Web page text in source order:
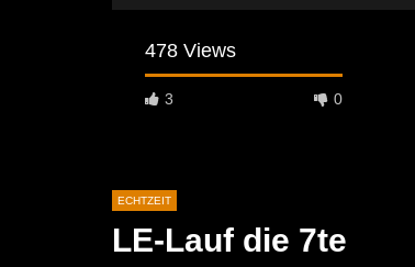
478 Views
3 0
07:46
ECHTZEIT
LE-Lauf die 7te